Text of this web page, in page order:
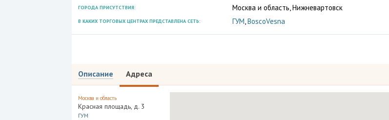
ГОРОДА ПРИСУТСТВИЯ: Москва и область, Нижневартовск
В КАКИХ ТОРГОВЫХ ЦЕНТРАХ ПРЕДСТАВЛЕНА СЕТЬ: ГУМ,BoscoVesna
Описание Адреса
Москва и область
Красная площадь, д. 3
ГУМ